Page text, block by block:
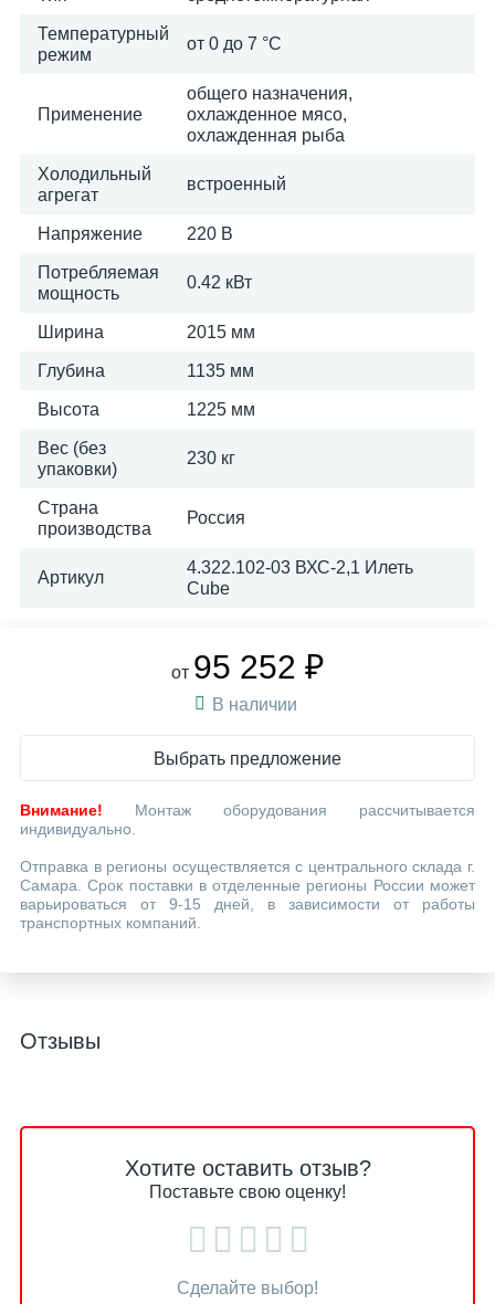
Температурный
режим
от 0 до 7 °C
Применение
общего назначения,
охлажденное мясо,
охлажденная рыба
Холодильный
агрегат
встроенный
Напряжение 220 В
Потребляемая
мощность
0.42 кВт
Ширина 2015 мм
Глубина 1135 мм
Высота 1225 мм
Вес (без
упаковки)
230 кг
Страна
производства
Россия
Артикул
4.322.102-03 ВХС-2,1 Илеть
Cube
от 95 252 ₽
В наличии
Выбрать предложение
Внимание! Монтаж оборудования рассчитывается
индивидуально.
Отправка в регионы осуществляется с центрального склада г.
Самара. Срок поставки в отделенные регионы России может
варьироваться от 9-15 дней, в зависимости от работы
транспортных компаний.
Отзывы
Хотите оставить отзыв?
Поставьте свою оценку!
Сделайте выбор!